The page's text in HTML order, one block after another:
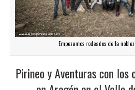
Empezamos rodeados de la
Pirineo y Aventuras con los